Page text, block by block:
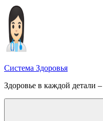
Перейти
содержимому
Система Здоровья
Здоровье в каждой